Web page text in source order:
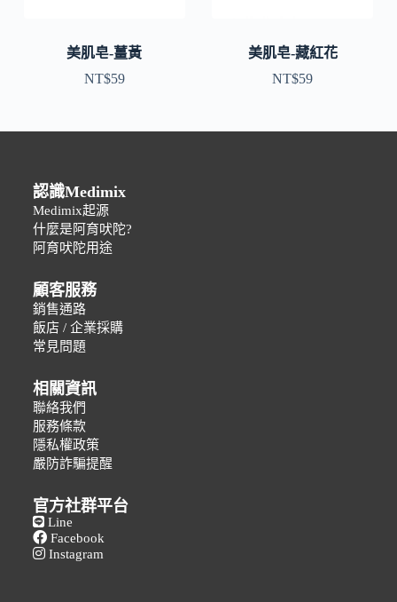
美肌皂-薑黃
NT$59
美肌皂-藏紅花
NT$59
認識Medimix
Medimix起源
什麼是阿育吠陀?
阿育吠陀用途
顧客服務
銷售通路
飯店 / 企業採購
常見問題
相關資訊
聯絡我們
服務條款
隱私權政策
嚴防詐騙提醒
官方社群平台
Line
Facebook
Instagram